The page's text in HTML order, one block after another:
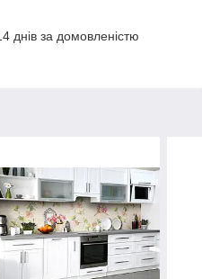
днів за домовленістю